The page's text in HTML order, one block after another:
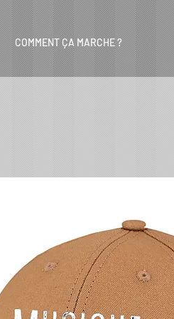
COMMENT ÇA MARCHE ?